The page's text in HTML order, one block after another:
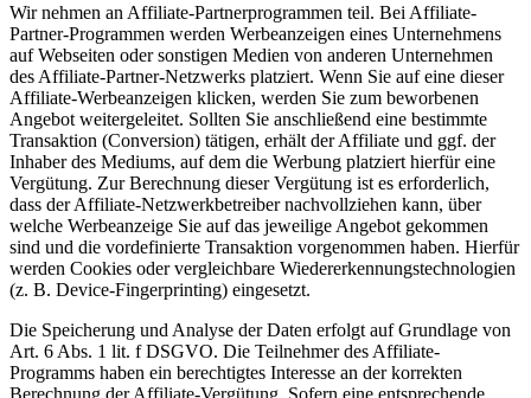
Wir nehmen an Affiliate-Partnerprogrammen teil. Bei Affiliate-
Partner-Programmen werden Werbeanzeigen eines Unternehmens
auf Webseiten oder sonstigen Medien von anderen Unternehmen
des Affiliate-Partner-Netzwerks platziert. Wenn Sie auf eine dieser
Affiliate-Werbeanzeigen klicken, werden Sie zum beworbenen
Angebot weitergeleitet. Sollten Sie anschließend eine bestimmte
Transaktion (Conversion) tätigen, erhält der Affiliate und ggf. der
Inhaber des Mediums, auf dem die Werbung platziert hierfür eine
Vergütung. Zur Berechnung dieser Vergütung ist es erforderlich,
dass der Affiliate-Netzwerkbetreiber nachvollziehen kann, über
welche Werbeanzeige Sie auf das jeweilige Angebot gekommen
sind und die vordefinierte Transaktion vorgenommen haben. Hierfür
werden Cookies oder vergleichbare Wiedererkennungstechnologien
(z. B. Device-Fingerprinting) eingesetzt.
Die Speicherung und Analyse der Daten erfolgt auf Grundlage von
Art. 6 Abs. 1 lit. f DSGVO. Die Teilnehmer des Affiliate-
Programms haben ein berechtigtes Interesse an der korrekten
Berechnung der Affiliate-Vergütung. Sofern eine entsprechende